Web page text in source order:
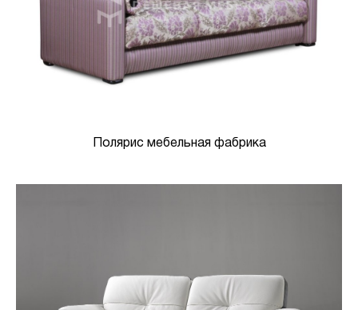
Полярис мебельная фабрика